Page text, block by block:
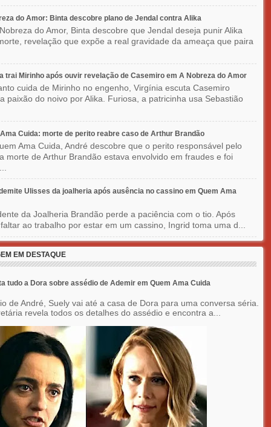
do Amor: Binta descobre plano de Jendal contra Alika
do Amor, Binta descobre que Jendal deseja punir Alika
revelação que expõe a real gravidade da ameaça que paira
trai Mirinho após ouvir revelação de Casemiro em A Nobreza do Amor
cuida de Mirinho no engenho, Virgínia escuta Casemiro
paixão do noivo por Alika. Furiosa, a patricinha usa Sebastião
Cuida: morte de perito reabre caso de Arthur Brandão
Ama Cuida, André descobre que o perito responsável pelo
morte de Arthur Brandão estava envolvido em fraudes e foi
Ulisses da joalheria após ausência no cassino em Quem Ama
da Joalheria Brandão perde a paciência com o tio. Após
ao trabalho por estar em um cassino, Ingrid toma uma d...
EM DESTAQUE
tudo a Dora sobre assédio de Ademir em Quem Ama Cuida
de André, Suely vai até a casa de Dora para uma conversa séria.
revela todos os detalhes do assédio e encontra a...